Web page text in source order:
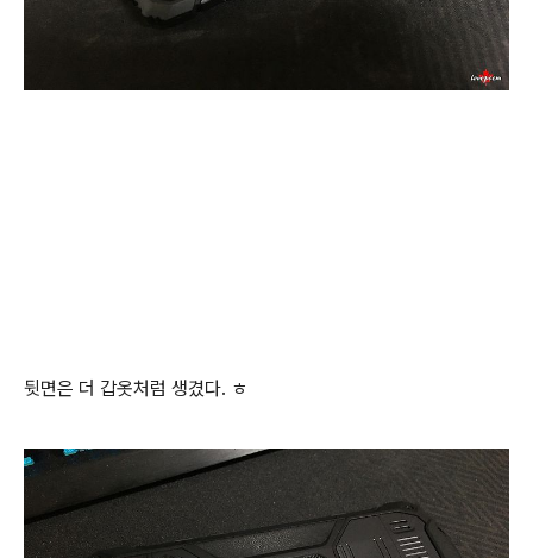
뒷면은 더 갑옷처럼 생겼다. ㅎ